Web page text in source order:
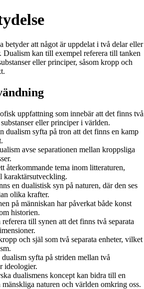
betyder att något är uppdelat i två delar eller
Dualism kan till exempel referera till tanken
eller principer, såsom kropp och
uppfattning som innebär att det finns två
eller principer i världen.
dualism syfta på tron att det finns en kamp
avse separationen mellan kroppsliga
återkommande tema inom litteraturen,
karaktärsutveckling.
en dualistisk syn på naturen, där den ses
olika krafter.
på människan har påverkat både konst
historien.
till synen att det finns två separata
och själ som två separata enheter, vilket
syfta på striden mellan två
ideologier.
dualismens koncept kan bidra till en
naturen och världen omkring oss.